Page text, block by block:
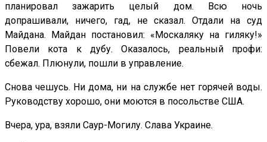
планировал зажарить целый дом. Всю ночь
допрашивали, ничего, гад, не сказал. Отдали на суд
Майдана. Майдан постановил: «Москаляку на гиляку!»
Повели кота к дубу. Оказалось, реальный профи:
сбежал. Плюнули, пошли в управление.
Снова чешусь. Ни дома, ни на службе нет горячей воды.
Руководству хорошо, они моются в посольстве США.
Вчера, ура, взяли Саур-Могилу. Слава Украине.